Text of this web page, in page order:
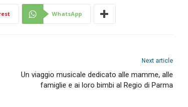
WhatsApp
Next article
Un viaggio musicale dedicato alle mamme, alle
famiglie e ai loro bimbi al Regio di Parma